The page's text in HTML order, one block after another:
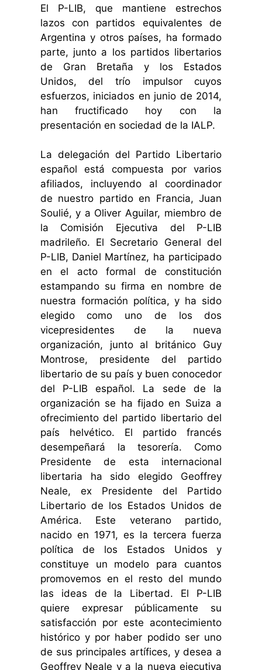
El P-LIB, que mantiene estrechos
lazos con partidos equivalentes de
Argentina y otros países, ha formado
parte, junto a los partidos libertarios
de Gran Bretaña y los Estados
Unidos, del trío impulsor cuyos
esfuerzos, iniciados en junio de 2014,
han fructificado hoy con la
presentación en sociedad de la IALP.
La delegación del Partido Libertario
español está compuesta por varios
afiliados, incluyendo al coordinador
de nuestro partido en Francia, Juan
Soulié, y a Oliver Aguilar, miembro de
la Comisión Ejecutiva del P-LIB
madrileño. El Secretario General del
P-LIB, Daniel Martínez, ha participado
en el acto formal de constitución
estampando su firma en nombre de
nuestra formación política, y ha sido
elegido como uno de los dos
vicepresidentes de la nueva
organización, junto al británico Guy
Montrose, presidente del partido
libertario de su país y buen conocedor
del P-LIB español. La sede de la
organización se ha fijado en Suiza a
ofrecimiento del partido libertario del
país helvético. El partido francés
desempeñará la tesorería. Como
Presidente de esta internacional
libertaria ha sido elegido Geoffrey
Neale, ex Presidente del Partido
Libertario de los Estados Unidos de
América. Este veterano partido,
nacido en 1971, es la tercera fuerza
política de los Estados Unidos y
constituye un modelo para cuantos
promovemos en el resto del mundo
las ideas de la Libertad. El P-LIB
quiere expresar públicamente su
satisfacción por este acontecimiento
histórico y por haber podido ser uno
de sus principales artífices, y desea a
Geoffrey Neale y a la nueva ejecutiva